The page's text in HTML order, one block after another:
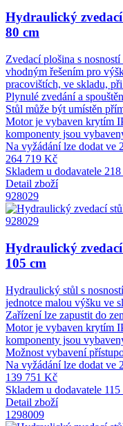
Hydraulický
80 cm
Zvedací plošina s
vhodným řešením pro
pracovištích, ve skladu,
Plynulé zvedání a
Stůl může být umístěn
Motor je vybaven krytím
komponenty jsou
Na vyžádání lze dodat ve
264 719 Kč
Skladem u dodavatele
Detail zboží
928029
928029
Hydraulický
105 cm
Hydraulický stůl s
jednotce malou výšku ve
Zařízení lze zapustit do
Motor je vybaven krytím
komponenty jsou
Možnost vybavení
Na vyžádání lze dodat ve
139 751 Kč
Skladem u dodavatele
Detail zboží
1298009